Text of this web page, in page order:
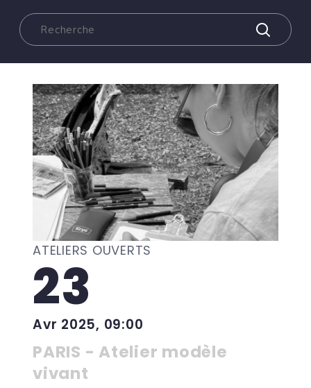
ATELIERS OUVERTS
23
Avr 2025, 09:00
PARIS - Atelier modèle
vivant